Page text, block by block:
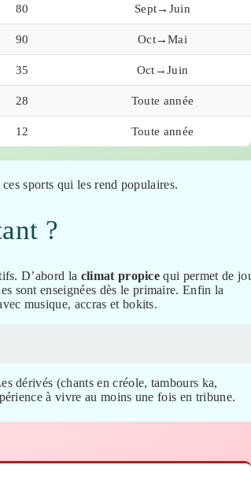
80 Sept→Juin
90 Oct→Mai
35 Oct→Juin
28 Toute année
12 Toute année
sports qui les rend populaires.
?
D’abord la climat propice qui permet de
sont enseignées dès le primaire. Enfin la
musique, accras et bokits.
dérivés (chants en créole, tambours ka,
à vivre au moins une fois en tribune.